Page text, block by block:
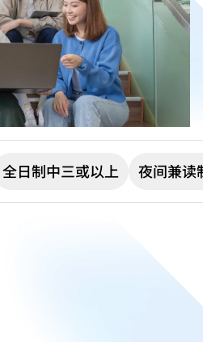
全日制中三或以上 夜间兼读